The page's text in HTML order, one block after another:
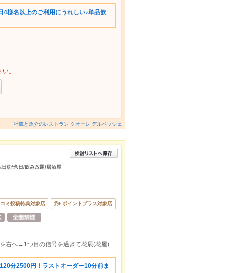
4様名以上のご利用にうれしい♪単品飲
。
牡蠣と魚介のレストラン クオーレ デルペッシェ
/記念日/飲み放題/居酒屋
ミ投稿特典対象店 ポイントプラス対象店
天満屋正面入り口から東へ→2つ目の信号を右へ→1つ目の信号を過ぎて花辰(花屋)の隣。福山で個室をお探しの方はpecoraへ
分2500円！ラストオーダー10分前ま